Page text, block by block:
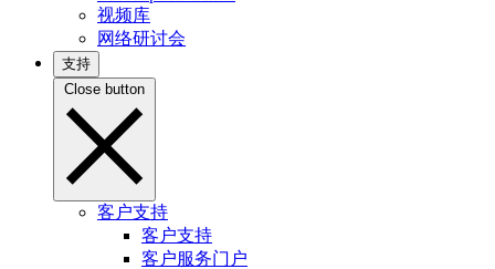
视频库
网络研讨会
支持
Close button
客户支持
客户支持
客户服务门户